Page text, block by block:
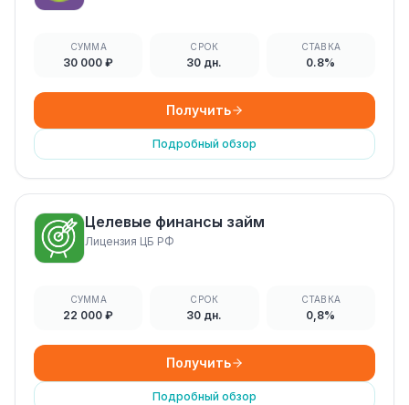
СУММА
30 000 ₽
СРОК
30 дн.
СТАВКА
0.8%
Получить
Подробный обзор
Целевые финансы займ
Лицензия ЦБ РФ
СУММА
22 000 ₽
СРОК
30 дн.
СТАВКА
0,8%
Получить
Подробный обзор